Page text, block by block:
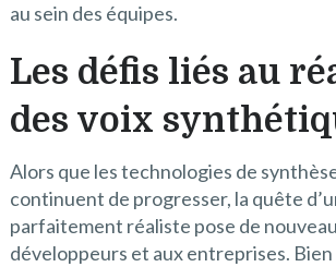
au sein des équipes.
Les défis liés au
des voix
Alors que les technologies de
continuent de progresser, la quête
parfaitement réaliste pose de
développeurs et aux entreprises. Bien